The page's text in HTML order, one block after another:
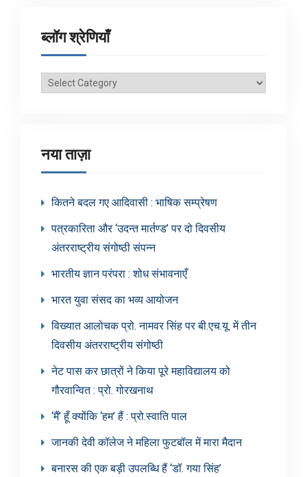
ब्लॉग श्रेणियाँ
ब्लॉग
नया ताज़ा
कितने बदल गए आदिवासी : भाषिक सम्प्रेषण
पत्रकारिता और ‘उदन्त मार्तण्ड’ पर दो दिवसीय
अंतरराष्ट्रीय संगोष्ठी संपन्न
भारतीय ज्ञान परंपरा : शोध संभावनाएँ
भारत युवा संसद का भव्य आयोजन
विख्यात आलोचक प्रो. नामवर सिंह पर बी.एच.यू. में तीन
दिवसीय अंतरराष्ट्रीय संगोष्ठी
नेट पास कर छात्रों ने किया पूरे महाविद्यालय को
गौरवान्वित : प्रो. गोरखनाथ
‘मैं’ हूँ क्योंकि ‘हम’ हैं : प्रो.स्वाति पाल
जानकी देवी कॉलेज ने महिला फुटबॉल में मारा मैदान
बनारस की एक बड़ी उपलब्धि हैं ‘डॉ. गया सिंह’